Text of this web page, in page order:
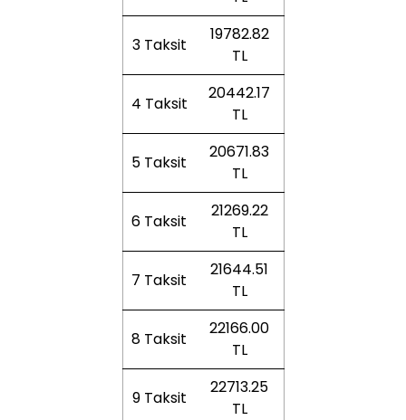
3 Taksit
19782.82
TL
4 Taksit
20442.17
TL
5 Taksit
20671.83
TL
6 Taksit
21269.22
TL
7 Taksit
21644.51
TL
8 Taksit
22166.00
TL
9 Taksit
22713.25
TL